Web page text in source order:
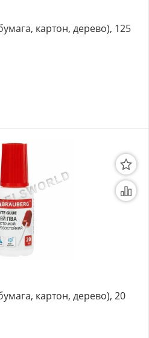
картон, дерево), 125
картон, дерево), 20